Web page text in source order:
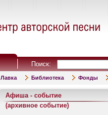
Поиск:
Лавка Библиотека Фонды
Афиша - событие
(архивное событие)